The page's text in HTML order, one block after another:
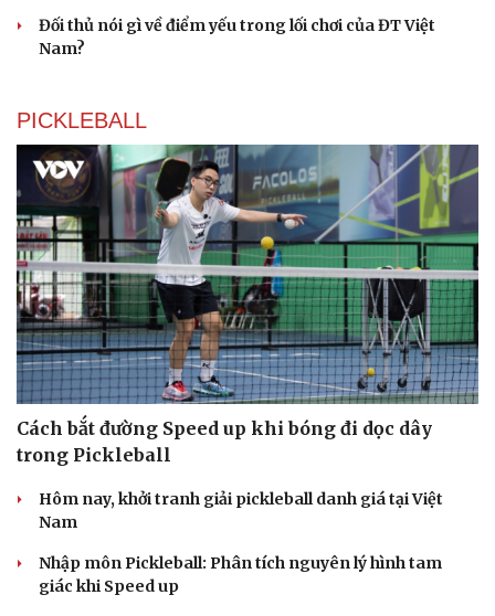
Du lịch
Tư vấn
Săn Tour
check-in
Podcast
Câu chuyện thời sự
Đọc truyện đêm khuya
Cửa sổ tình yêu
Kể chuyện cho bé
Hạt giống tâm hồn
Đối thủ nói gì về điểm yếu trong lối chơi của ĐT Việt
Nam?
PICKLEBALL
Cách bắt đường Speed up khi bóng đi dọc dây
trong Pickleball
Hôm nay, khởi tranh giải pickleball danh giá tại Việt
Nam
Nhập môn Pickleball: Phân tích nguyên lý hình tam
giác khi Speed up